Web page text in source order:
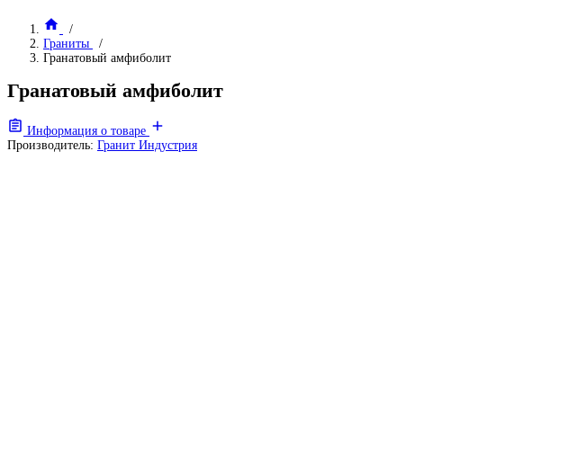
Граниты
Гранатовый амфиболит
Гранатовый амфиболит
Информация о товаре
Производитель: Гранит Индустрия